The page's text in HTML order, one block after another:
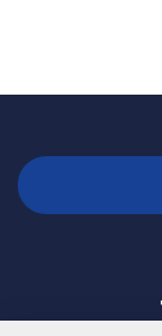
x
i
ó